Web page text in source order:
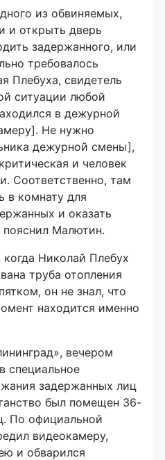
из обвиняемых,
и открыть дверь
задержанного, или
требовалось
Плебуха, свидетель
ситуации любой
в дежурной
Не нужно
дежурной смены],
и человек
Соответственно, там
в комнату для
и оказать
Малютин.
Николай Плебух
труба отопления
он не знал, что
находится именно
вечером
специальное
задержанных лиц
был помещен 36-
По официальной
видеокамеру,
и обварился